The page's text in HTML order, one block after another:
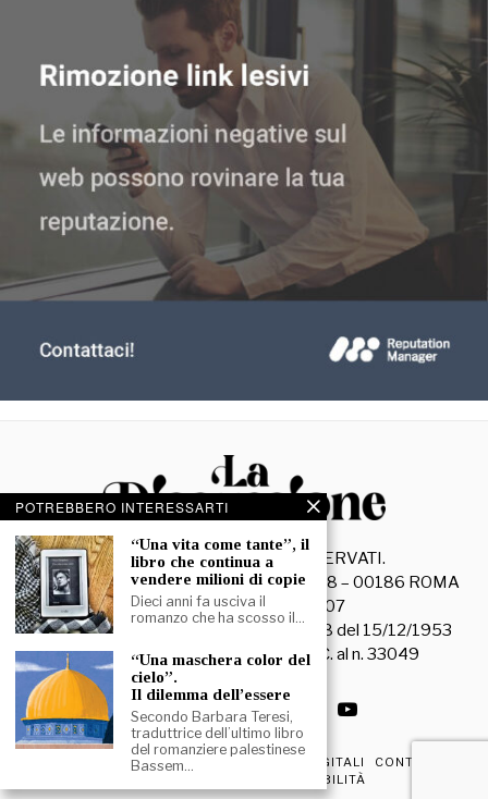
© 2026- TUTTI I DIRITTI RISERVATI.
La Discussione S.r.l. – Piazza Capranica, 78 – 00186 ROMA
C.F. e P. IVA 15045971007
Registrazione Tribunale di Roma n. 3628 del 15/12/1953
La società editrice è iscritta al R.O.C. al n. 33049
PRIVACY & COOKIE POLICY EDIZIONI DIGITALI
CONTATTI
DICHIARAZIONE DI ACCESSIBILITÀ
POTREBBERO INTERESSARTI
“Una vita come tante”, il
libro che continua a
vendere milioni di copie
Dieci anni fa usciva il
romanzo che ha scosso il…
“Una maschera color del
cielo”.
Il dilemma dell’essere
Secondo Barbara Teresi,
traduttrice dell’ultimo libro
del romanziere palestinese
Bassem…